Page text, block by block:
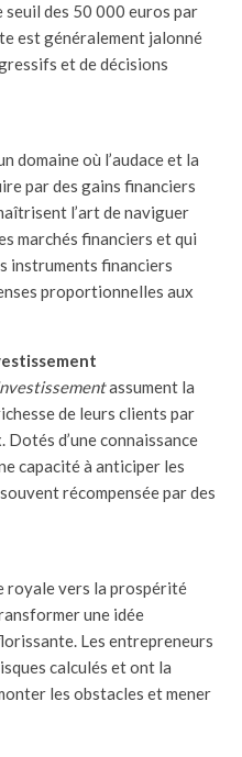
des 50 000 euros par
est généralement jalonné
et de décisions
domaine où l’audace et la
par des gains financiers
l’art de naviguer
marchés financiers et qui
instruments financiers
proportionnelles aux
assument la
de leurs clients par
d’une connaissance
capacité à anticiper les
récompensée par des
royale vers la prospérité
une idée
Les entrepreneurs
calculés et ont la
les obstacles et mener